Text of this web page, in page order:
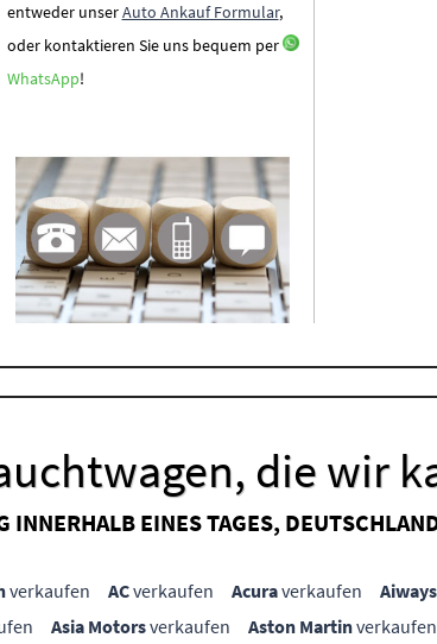
entweder unserAuto Ankauf Formular,
oder kontaktieren Sie uns bequem per
WhatsApp!
die wir
INNERHALB EINES TAGES,
verkaufen ACverkaufen Acuraverkaufen Aiways
Asia Motorsverkaufen Aston Martinverkaufen